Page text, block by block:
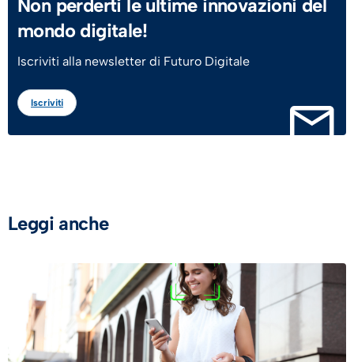
Non perderti le ultime innovazioni del
mondo digitale!
Iscriviti alla newsletter di Futuro Digitale
Iscriviti
Leggi anche